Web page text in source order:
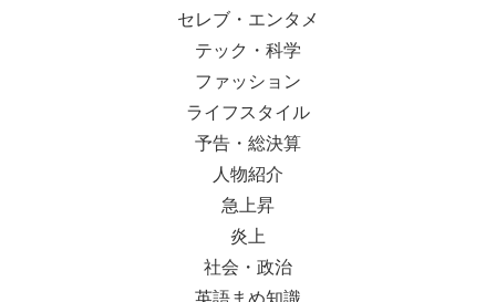
セレブ・エンタメ
テック・科学
ファッション
ライフスタイル
予告・総決算
人物紹介
急上昇
炎上
社会・政治
英語まめ知識